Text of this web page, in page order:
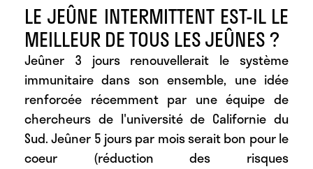
LE JEÛNE INTERMITTENT EST-IL LE
MEILLEUR DE TOUS LES JEÛNES ?
Jeûner 3 jours renouvellerait le système
immunitaire dans son ensemble, une idée
renforcée récemment par une équipe de
chercheurs de l'université de Californie du
Sud. Jeûner 5 jours par mois serait bon pour le
coeur (réduction des risques